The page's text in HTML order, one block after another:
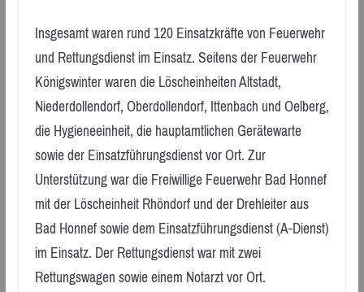
Insgesamt waren rund 120 Einsatzkräfte von Feuerwehr
und Rettungsdienst im Einsatz. Seitens der Feuerwehr
Königswinter waren die Löscheinheiten Altstadt,
Niederdollendorf, Oberdollendorf, Ittenbach und Oelberg,
die Hygieneeinheit, die hauptamtlichen Gerätewarte
sowie der Einsatzführungsdienst vor Ort. Zur
Unterstützung war die Freiwillige Feuerwehr Bad Honnef
mit der Löscheinheit Rhöndorf und der Drehleiter aus
Bad Honnef sowie dem Einsatzführungsdienst (A-Dienst)
im Einsatz. Der Rettungsdienst war mit zwei
Rettungswagen sowie einem Notarzt vor Ort.